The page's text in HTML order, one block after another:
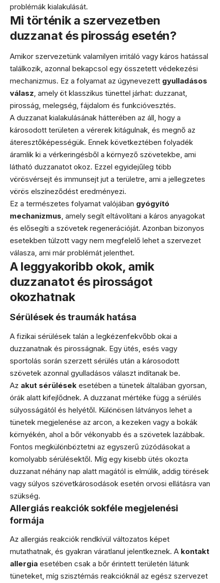
problémák kialakulását.
Mi történik a szervezetben
duzzanat és pirosság esetén?
Amikor szervezetünk valamilyen irritáló vagy káros hatással
találkozik, azonnal bekapcsol egy összetett védekezési
mechanizmus. Ez a folyamat az úgynevezett gyulladásos
válasz , amely öt klasszikus tünettel járhat: duzzanat,
pirosság, melegség, fájdalom és funkcióvesztés.
A duzzanat kialakulásának hátterében az áll, hogy a
károsodott területen a vérerek kitágulnak, és megnő az
áteresztőképességük. Ennek következtében folyadék
áramlik ki a vérkeringésből a környező szövetekbe, ami
látható duzzanatot okoz. Ezzel egyidejűleg több
vörösvérsejt és immunsejt jut a területre, ami a jellegzetes
vörös elszíneződést eredményezi.
Ez a természetes folyamat valójában gyógyító
mechanizmus , amely segít eltávolítani a káros anyagokat
és elősegíti a szövetek regenerációját. Azonban bizonyos
esetekben túlzott vagy nem megfelelő lehet a szervezet
válasza, ami már problémát jelenthet.
A leggyakoribb okok, amik
duzzanatot és pirosságot
okozhatnak
Sérülések és traumák hatása
A fizikai sérülések talán a legkézenfekvőbb okai a
duzzanatnak és pirosságnak. Egy ütés, esés vagy
sportolás során szerzett sérülés után a károsodott
szövetek azonnal gyulladásos választ indítanak be.
Az akut sérülések esetében a tünetek általában gyorsan,
órák alatt kifejlődnek. A duzzanat mértéke függ a sérülés
súlyosságától és helyétől. Különösen látványos lehet a
tünetek megjelenése az arcon, a kezeken vagy a bokák
környékén, ahol a bőr vékonyabb és a szövetek lazábbak.
Fontos megkülönböztetni az egyszerű zúzódásokat a
komolyabb sérülésektől. Míg egy kisebb ütés okozta
duzzanat néhány nap alatt magától is elmúlik, addig törések
vagy súlyos szövetkárosodások esetén orvosi ellátásra van
szükség.
Allergiás reakciók sokféle megjelenési
formája
Az allergiás reakciók rendkívül változatos képet
mutathatnak, és gyakran váratlanul jelentkeznek. A kontakt
allergia esetében csak a bőr érintett területén látunk
tüneteket, míg szisztémás reakcióknál az egész szervezet